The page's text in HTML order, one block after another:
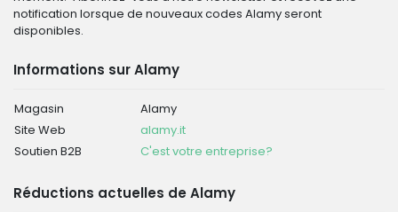
notification lorsque de nouveaux codes Alamy seront
disponibles.
Informations sur Alamy
Magasin
Alamy
Site Web
alamy.it
Soutien B2B
C'est votre entreprise?
Réductions actuelles de Alamy